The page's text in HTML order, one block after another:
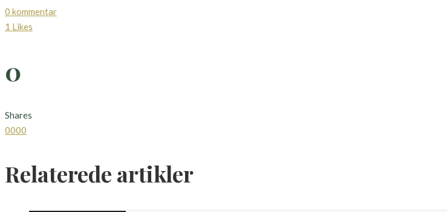
0 kommentar
1 Likes
0
Shares
0000
Relaterede artikler